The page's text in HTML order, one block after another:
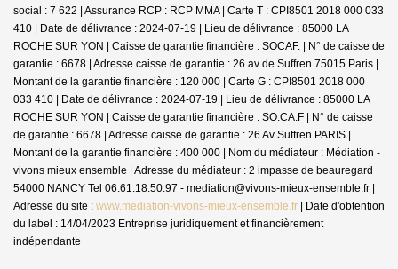
social : 7 622 | Assurance RCP : RCP MMA | Carte T : CPI8501 2018 000 033
410 | Date de délivrance : 2024-07-19 | Lieu de délivrance : 85000 LA
ROCHE SUR YON | Caisse de garantie financière : SOCAF. | N° de caisse de
garantie : 6678 | Adresse caisse de garantie : 26 av de Suffren 75015 Paris |
Montant de la garantie financière : 120 000 | Carte G : CPI8501 2018 000
033 410 | Date de délivrance : 2024-07-19 | Lieu de délivrance : 85000 LA
ROCHE SUR YON | Caisse de garantie financière : SO.CA.F | N° de caisse
de garantie : 6678 | Adresse caisse de garantie : 26 Av Suffren PARIS |
Montant de la garantie financière : 400 000 | Nom du médiateur : Médiation -
vivons mieux ensemble | Adresse du médiateur : 2 impasse de beauregard
54000 NANCY Tel 06.61.18.50.97 - mediation@vivons-mieux-ensemble.fr |
Adresse du site : www.mediation-vivons-mieux-ensemble.fr | Date d'obtention
du label : 14/04/2023 Entreprise juridiquement et financièrement
indépendante